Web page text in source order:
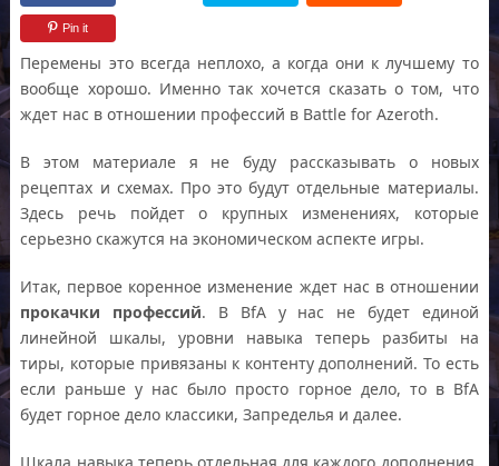
Pin it
Перемены это всегда неплохо, а когда они к лучшему то
вообще хорошо. Именно так хочется сказать о том, что
ждет нас в отношении профессий в Battle for Azeroth.
В этом материале я не буду рассказывать о новых
рецептах и схемах. Про это будут отдельные материалы.
Здесь речь пойдет о крупных изменениях, которые
серьезно скажутся на экономическом аспекте игры.
Итак, первое коренное изменение ждет нас в отношении
прокачки профессий. В BfA у нас не будет единой
линейной шкалы, уровни навыка теперь разбиты на
тиры, которые привязаны к контенту дополнений. То есть
если раньше у нас было просто горное дело, то в BfA
будет горное дело классики, Запределья и далее.
Шкала навыка теперь отдельная для каждого дополнения.